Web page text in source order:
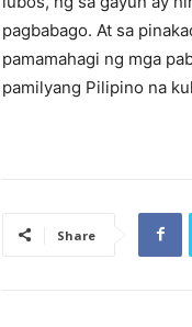
pagbabago. At sa
pamamahagi ng mga
pamilyang Pilipino na
Share